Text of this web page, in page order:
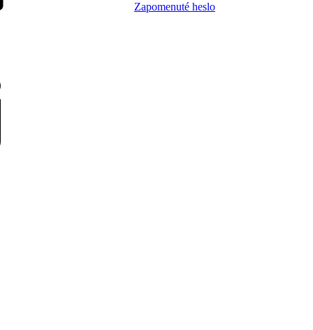
Zapomenuté heslo